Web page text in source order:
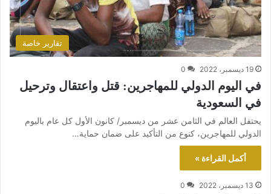
تقارير خاصة
19 ديسمبر، 2022 0
في اليوم الدولي للمهاجرين: قتل واعتقال وترحيل
في السعودية
يحتفل العالم في الثامن عشر من ديسمبر/ كانون الأول كل عام باليوم
الدولي للمهاجرين، كنوع من التأكيد على ضمان حماية…
أكمل القراءة »
13 ديسمبر، 2022 0